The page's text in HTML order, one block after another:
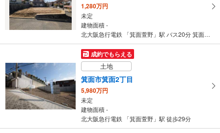
1,280万円
未定
建物面積 -
北大阪急行電鉄 「箕面萱野」駅 バス20分 箕面森町地区センター バス停下車 徒歩21分 ※最寄りの『東ときわ台九丁目』停より『箕面森町地区センター』行バス有り
成約でもらえる
土地
箕面市箕面2丁目
5,980万円
未定
建物面積 -
北大阪急行電鉄 「箕面萱野」駅 徒歩29分